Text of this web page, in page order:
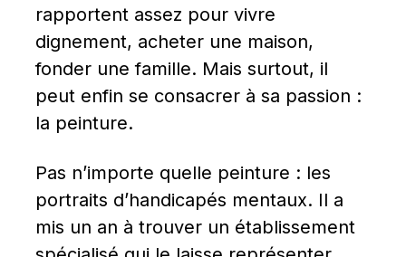
rapportent assez pour vivre
dignement, acheter une maison,
fonder une famille. Mais surtout, il
peut enfin se consacrer à sa passion :
la peinture.
Pas n’importe quelle peinture : les
portraits d’handicapés mentaux. Il a
mis un an à trouver un établissement